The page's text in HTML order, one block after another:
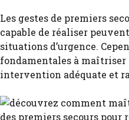
Les gestes de premiers
capable de réaliser
situations d’urgence.
fondamentales à maîtriser
intervention adéquate et